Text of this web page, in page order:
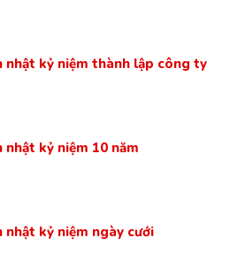
nhật kỷ niệm thành lập công ty
nhật kỷ niệm 10 năm
nhật kỷ niệm ngày cưới